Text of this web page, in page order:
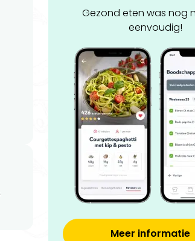
Gezond eten was nog
eenvoudig!
Meer informatie